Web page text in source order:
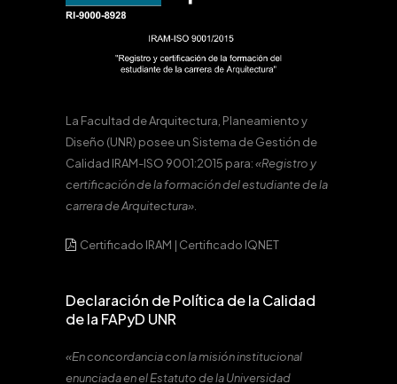
La Facultad de Arquitectura, Planeamiento y
Diseño (UNR) posee un Sistema de Gestión de
Calidad IRAM-ISO 9001:2015 para:«Registro y
certificación de la formación del estudiante de la
carrera de Arquitectura».
Certificado IRAM | Certificado IQNET
Declaración de Política de la Calidad
de la FAPyD UNR
«En concordancia con la misión institucional
enunciada en el Estatuto de la Universidad